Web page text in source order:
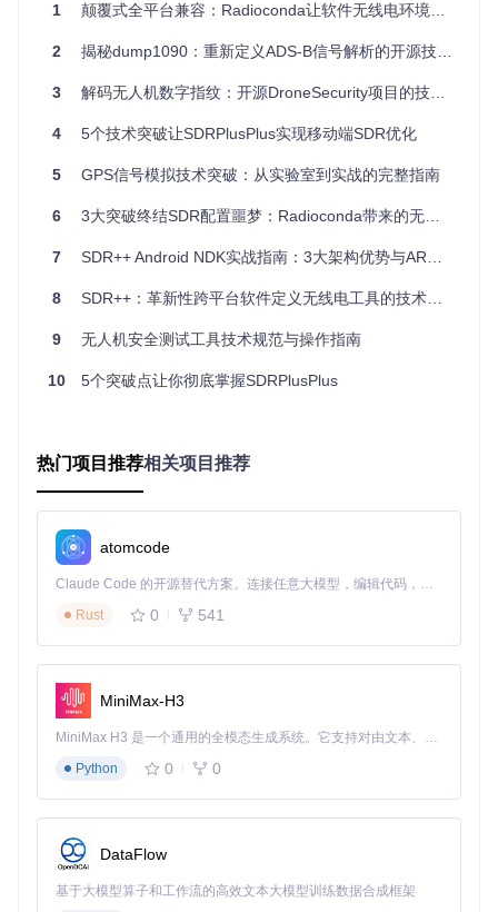
ra/radioconda获取项目源码
执行
python build_installer.py
生成对应平台的安装
运行安装程序，系统自动完成环境配置全过程
1.2 为什么硬件兼容性成为SDR开发的隐形门槛？
行业现状痛点：市场上主流SDR设备超过20种，每种设备平均
查显示，47%的设备故障并非硬件问题，而是驱动配置错误导
就让
63%的新手望而却步。
创新解决方案：Radioconda构建了"硬件抽象适配层"，如同S
是USRP，都能通过统一接口实现即插即用。该适配层包含20
图1：Radioconda硬件自动检测与配置流程示意图
二、方案突破：Radioconda如何重构SDR开发
的技术底座？
2.1 为什么说环境隔离技术是解决依赖冲突的终极方案？
报告显示，因依赖冲突导致的项目回滚率高达
回滚造成
目建造独立的"实验室"，不同实验（项目）使用不同的实验台
（环境配置），即使某个实验台发生故障，也不会影响其他实
验室的正常运作。通过mamba包管理器实现环境的秒级创建
与切换。
实施路径指引
1 颠覆式全平台兼容：Radioconda让软件无线电环境配置效率提升90%的实战指南
2 揭秘dump1090：重新定义ADS-B信号解析的开源技术方案
3 解码无人机数字指纹：开源DroneSecurity项目的技术革命
4 5个技术突破让SDRPlusPlus实现移动端SDR优化
5 GPS信号模拟技术突破：从实验室到实战的完整指南
6 3大突破终结SDR配置噩梦：Radioconda带来的无线电开发革命
7 SDR++ Android NDK实战指南：3大架构优势与ARM平台优化
8 SDR++：革新性跨平台软件定义无线电工具的技术突破与实践指南
9 无人机安全测试工具技术规范与操作指南
10 5个突破点让你彻底掌握SDRPlusPlus
热门项目推荐相关项目推荐
atomcode
Claude Code 的开源替代方案。连接任意大模型，编辑代码，运行命令，自动验证 — 全自动执行。用 Rust 构建，极致性能。 ｜ An open-source alternative to Claude Code. Connect any LLM, edit code, run commands, and verify changes — autonomously. Built in Rust for speed. Get Started
Rust
0 541
MiniMax-H3
MiniMax H3 是一个通用的全模态生成系统。它支持对由文本、图像、视频和音频组成的多模态上下文进行统一理解，并能生成分辨率高达 2K、时长可达 15 秒的带原生立体声音频的视频。得益于面向任务泛化的系统设计，H3 在预训练阶段就已具备广泛的多模态上下文理解与生成能力，能够出色地执行复杂的多模态指令。
Python
0 0
DataFlow
基于大模型算子和工作流的高效文本大模型训练数据合成框架